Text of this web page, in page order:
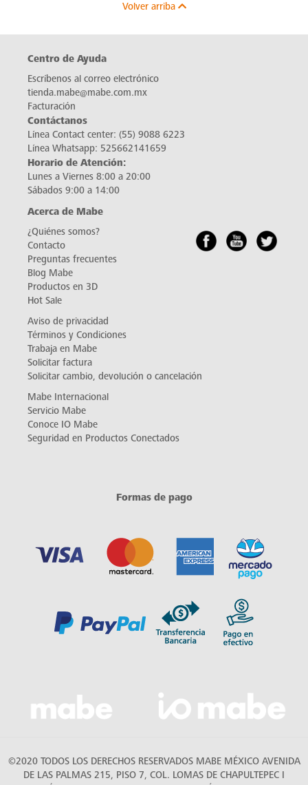
Volver arriba
Centro de Ayuda
Escríbenos al correo electrónico
tienda.mabe@mabe.com.mx
Facturación
Contáctanos
Línea Contact center: (55) 9088 6223
Línea Whatsapp: 525662141659
Horario de Atención:
Lunes a Viernes 8:00 a 20:00
Sábados 9:00 a 14:00
Acerca de Mabe
¿Quiénes somos?
Contacto
Preguntas frecuentes
Blog Mabe
Productos en 3D
Hot Sale
Aviso de privacidad
Términos y Condiciones
Trabaja en Mabe
Solicitar factura
Solicitar cambio, devolución o cancelación
Mabe Internacional
Servicio Mabe
Conoce IO Mabe
Seguridad en Productos Conectados
Formas de pago
©2020 TODOS LOS DERECHOS RESERVADOS MABE MÉXICO AVENIDA
DE LAS PALMAS 215, PISO 7, COL. LOMAS DE CHAPULTEPEC I